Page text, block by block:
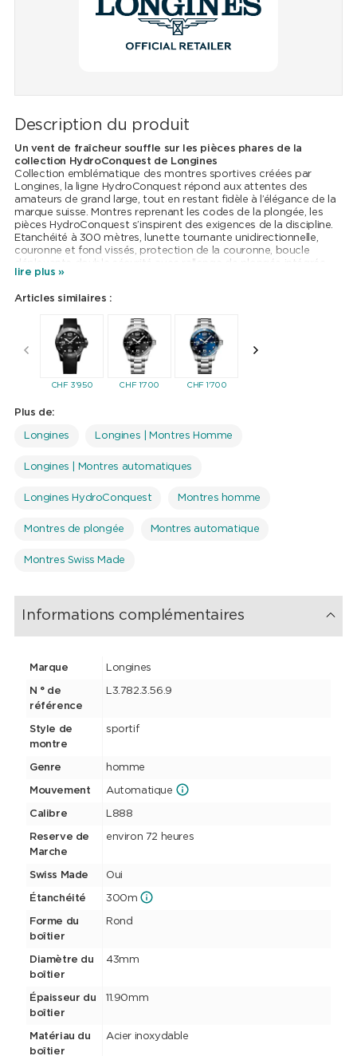
Description du produit
Un vent de fraîcheur souffle sur les pièces phares de la
collection HydroConquest de Longines
Collection emblématique des montres sportives créées par
Longines, la ligne HydroConquest répond aux attentes des
amateurs de grand large, tout en restant fidèle à l’élégance de la
marque suisse. Montres reprenant les codes de la plongée, les
pièces HydroConquest s’inspirent des exigences de la discipline.
Etanchéité à 300 mètres, lunette tournante unidirectionnelle,
couronne et fond vissés, protection de la couronne, boucle
sont autant d’outils qui affirment le caractère de cette collection.
ajoutée sur la lunette des nouvelles pièces HydroConquest.
cadran se marie à merveille avec le design totalement modernisé
de ce dernier et la silhouette sportive de cette collection.
lire plus »
Articles similaires :
CHF3'950 CHF1'700 CHF1'700
Plus de:
Longines Longines | Montres Homme
Longines | Montres automatiques
Longines HydroConquest Montres homme
Montres de plongée Montres automatique
Montres Swiss Made
Informations complémentaires
Marque Longines
N ° de
référence
L3.782.3.56.9
Style de
montre
sportif
Genre homme
Mouvement Automatique
Calibre L888
Reserve de
Marche
environ 72 heures
Swiss Made Oui
Étanchéité 300m
Forme du
boîtier
Rond
Diamètre du
boîtier
43mm
Épaisseur du
boîtier
11.90mm
Matériau du
boîtier
Acier inoxydable